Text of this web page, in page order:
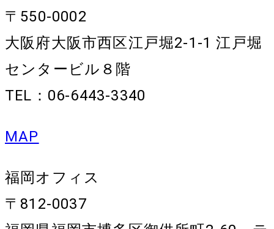
〒550-0002
大阪府大阪市西区江戸堀2-1-1 江戸堀
センタービル８階
TEL：06-6443-3340
MAP
福岡オフィス
〒812-0037